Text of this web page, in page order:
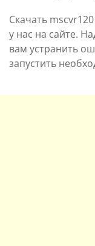
Скачать
у нас на сайте.
вам устранить
запустить